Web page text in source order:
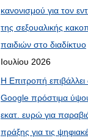
κανονισμού για τον
της σεξουαλικής
παιδιών στο διαδίκτυο
Ιουλίου 2026
Η Επιτροπή επιβάλλει
Google πρόστιμα
εκατ. ευρώ για
πράξης για τις